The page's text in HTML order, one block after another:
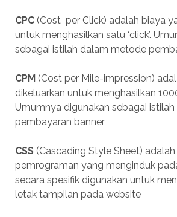
CPC(Cost per Click) adalah biaya
untuk menghasilkan satu ‘click’.
sebagai istilah dalam metode
CPM(Cost per Mile-impression)
dikeluarkan untuk menghasilkan
Umumnya digunakan sebagai
pembayaran banner
CSS(Cascading Style Sheet) adalah
pemrograman yang menginduk
secara spesifik digunakan untuk
letak tampilan pada website